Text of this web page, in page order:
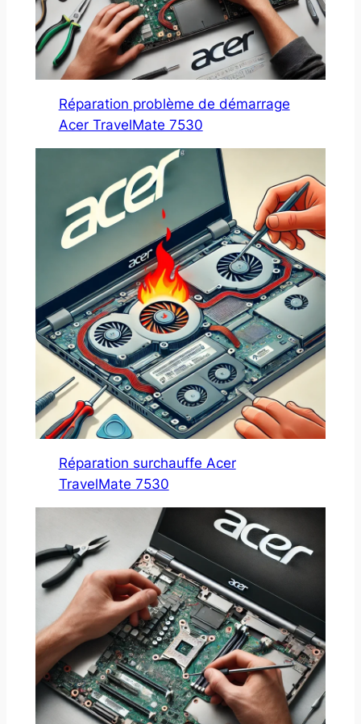
Réparation problème de démarrage
Acer TravelMate 7530
Réparation surchauffe Acer
TravelMate 7530